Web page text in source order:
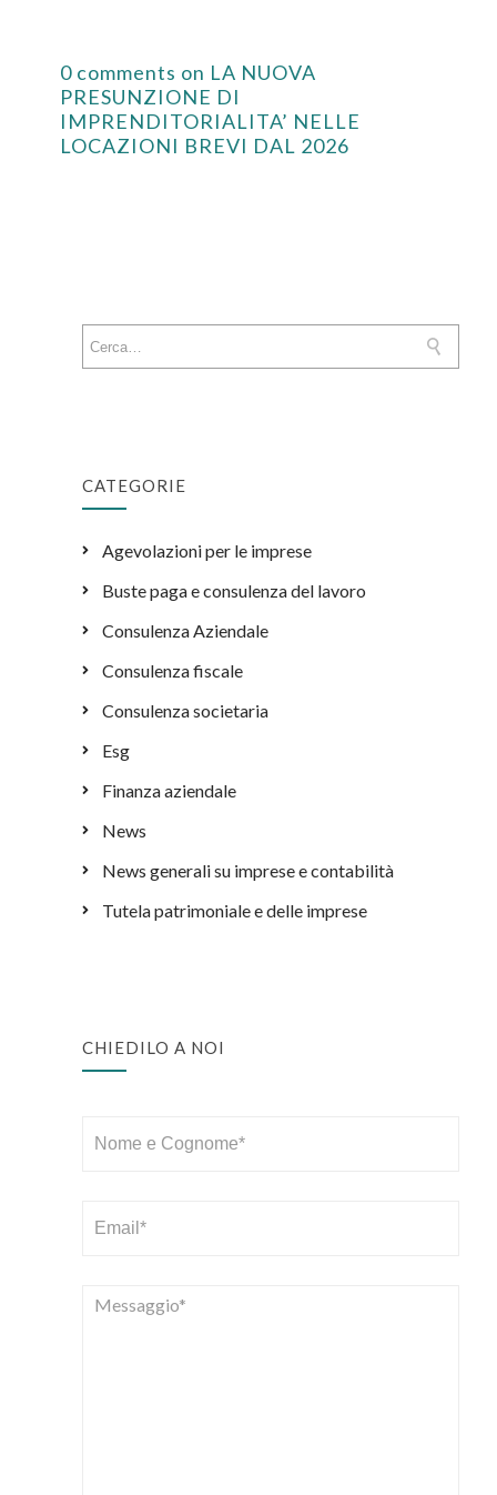
0 comments on LA NUOVA
PRESUNZIONE DI
IMPRENDITORIALITA’ NELLE
LOCAZIONI BREVI DAL 2026
CATEGORIE
Agevolazioni per le imprese
Buste paga e consulenza del lavoro
Consulenza Aziendale
Consulenza fiscale
Consulenza societaria
Esg
Finanza aziendale
News
News generali su imprese e contabilità
Tutela patrimoniale e delle imprese
CHIEDILO A NOI